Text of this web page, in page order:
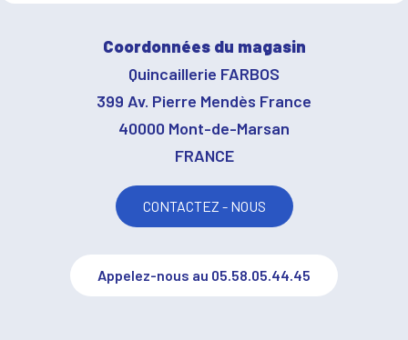
Coordonnées du magasin
Quincaillerie FARBOS
399 Av. Pierre Mendès France
40000 Mont-de-Marsan
FRANCE
CONTACTEZ - NOUS
Appelez-nous au 05.58.05.44.45